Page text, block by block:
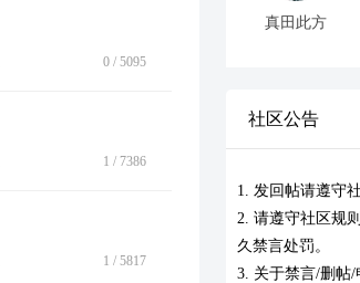
0 / 5095
1 / 7386
1 / 5817
真田此方
社区公告
1. 发回帖请遵守
2. 请遵守社区规
久禁言处罚。
3. 关于禁言/删帖/